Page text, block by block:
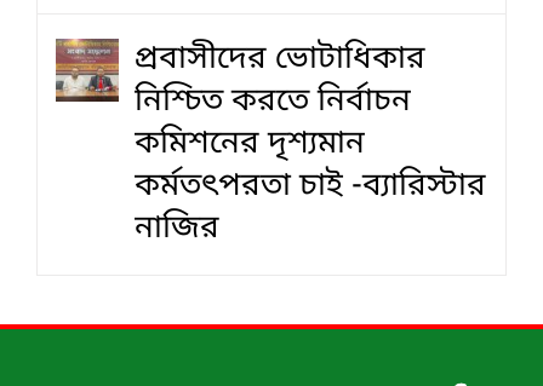
প্রবাসীদের ভোটাধিকার
নিশ্চিত করতে নির্বাচন
কমিশনের দৃশ‍্যমান
কর্মতৎপরতা চাই -ব্যারিস্টার
নাজির